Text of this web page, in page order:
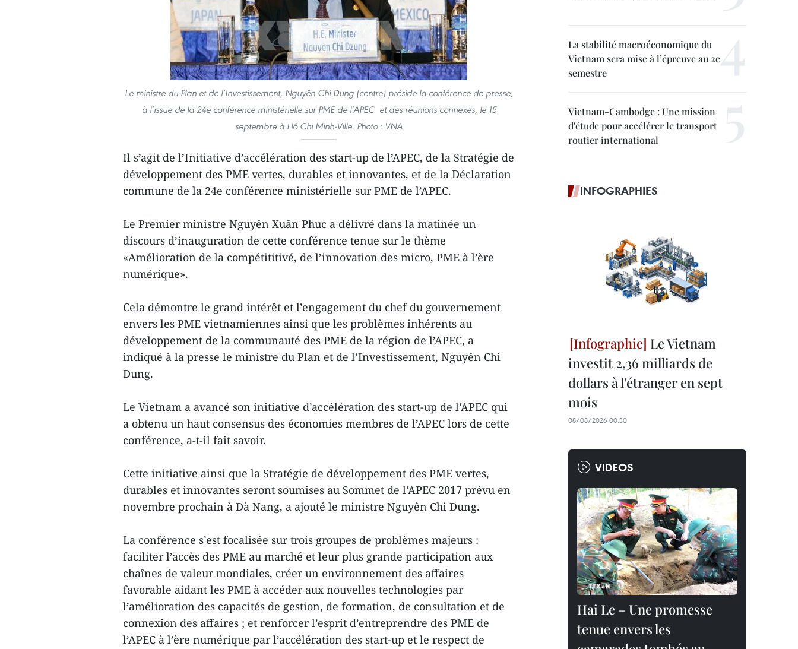
Le ministre du Plan et de l’Investissement, Nguyên Chi Dung (centre) préside la conférence de presse,
à l’issue de la 24e conférence ministérielle sur PME de l’APEC et des réunions connexes, le 15
septembre à Hô Chi Minh-Ville. Photo : VNA
Il s’agit de l’Initiative d’accélération des start-up de l’APEC, de la Stratégie de
développement des PME vertes, durables et innovantes, et de la Déclaration
commune de la 24e conférence ministérielle sur PME de l’APEC.
Le Premier ministre Nguyên Xuân Phuc a délivré dans la matinée un
discours d’inauguration de cette conférence tenue sur le thème
«Amélioration de la compétititivé, de l’innovation des micro, PME à l’ère
numérique».
Cela démontre le grand intérêt et l’engagement du chef du gouvernement
envers les PME vietnamiennes ainsi que les problèmes inhérents au
développement de la communauté des PME de la région de l’APEC, a
indiqué à la presse le ministre du Plan et de l’Investissement, Nguyên Chi
Dung.
Le Vietnam a avancé son initiative d’accélération des start-up de l’APEC qui
a obtenu un haut consensus des économies membres de l’APEC lors de cette
conférence, a-t-il fait savoir.
Cette initiative ainsi que la Stratégie de développement des PME vertes,
durables et innovantes seront soumises au Sommet de l’APEC 2017 prévu en
novembre prochain à Dà Nang, a ajouté le ministre Nguyên Chi Dung.
La conférence s’est focalisée sur trois groupes de problèmes majeurs :
faciliter l’accès des PME au marché et leur plus grande participation aux
chaînes de valeur mondiales, créer un environnement des affaires
favorable aidant les PME à accéder aux nouvelles technologies par
l’amélioration des capacités de gestion, de formation, de consultation et de
connexion des affaires ; et renforcer l’esprit d’entreprendre des PME de
l’APEC à l’ère numérique par l’accélération des start-up et le respect de
La stabilité macroéconomique du
Vietnam sera mise à l’épreuve au 2e
semestre
Vietnam-Cambodge : Une mission
d'étude pour accélérer le transport
routier international
INFOGRAPHIES
Le Vietnam
investit 2,36 milliards de
dollars à l'étranger en sept
mois
08/08/2026 00:30
VIDEOS
Hai Le – Une promesse
tenue envers les